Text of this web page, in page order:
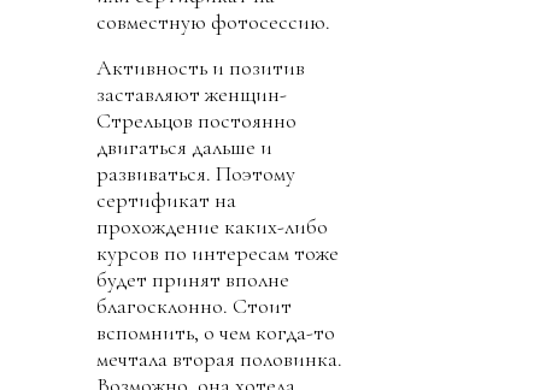
совместную фотосессию.
Активность и позитив
заставляют женщин-
Стрельцов постоянно
двигаться дальше и
развиваться. Поэтому
сертификат на
прохождение каких-либо
курсов по интересам тоже
будет принят вполне
благосклонно. Стоит
вспомнить, о чем когда-то
мечтала вторая половинка.